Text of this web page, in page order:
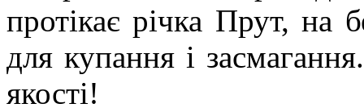
протікає річка Прут, на
для купання і
якості!